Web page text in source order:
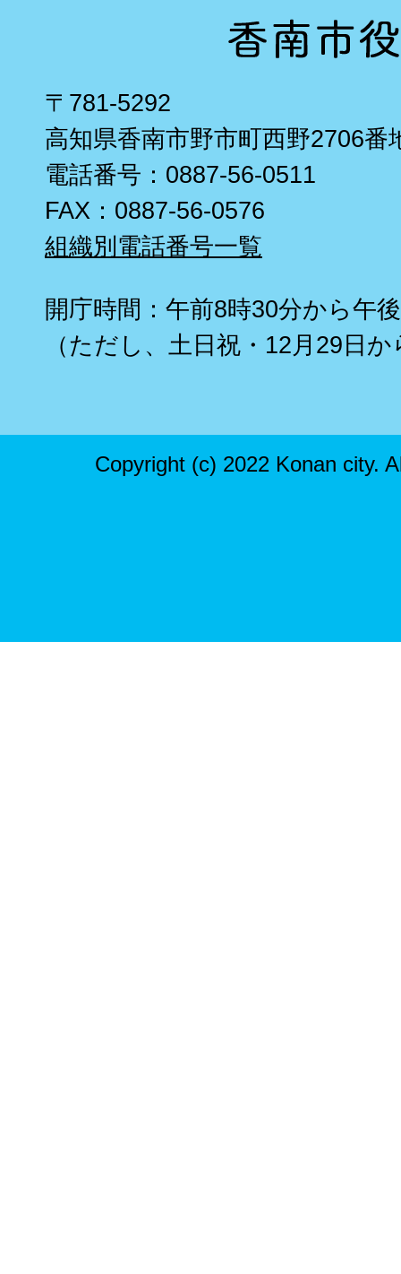
〒781-5292
高知県香南市野市町西野2706番
電話番号：0887-56-0511
FAX：0887-56-0576
組織別電話番号一覧
開庁時間：午前8時30分から午
（ただし、土日祝・12月29日
Copyright (c) 2022 Konan city.